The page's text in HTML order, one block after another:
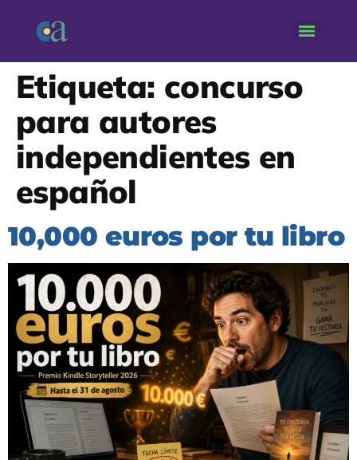
Etiqueta: concurso
para autores
independientes en
español
10,000 euros por tu libro